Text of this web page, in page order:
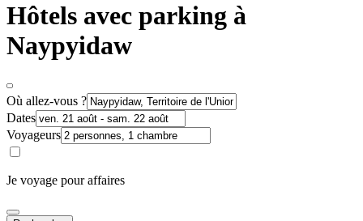
Hôtels avec parking à
Naypyidaw
Où allez-vous ?
Dates
Voyageurs
Je voyage pour affaires